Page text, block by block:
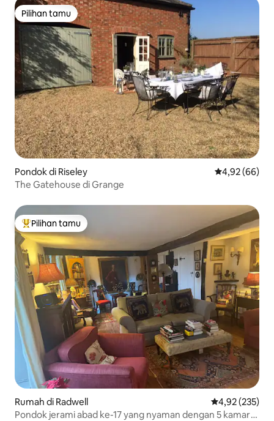
Pilihan tamu
Pilihan tamu
Pondok di Riseley Nilai rata-rata
4,92 (66)
The Gatehouse di Grange
Pilihan tamu terpopuler
Pilihan tamu
Rumah di Radwell Nilai rata-rata
4,92 (235)
Pondok jerami abad ke-17 yang nyaman dengan 5 kamar